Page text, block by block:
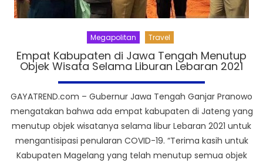
Megapolitan Travel
Empat Kabupaten di Jawa Tengah Menutup
Objek Wisata Selama Liburan Lebaran 2021
GAYATREND.com – Gubernur Jawa Tengah Ganjar Pranowo
mengatakan bahwa ada empat kabupaten di Jateng yang
menutup objek wisatanya selama libur Lebaran 2021 untuk
mengantisipasi penularan COVID-19. “Terima kasih untuk
Kabupaten Magelang yang telah menutup semua objek